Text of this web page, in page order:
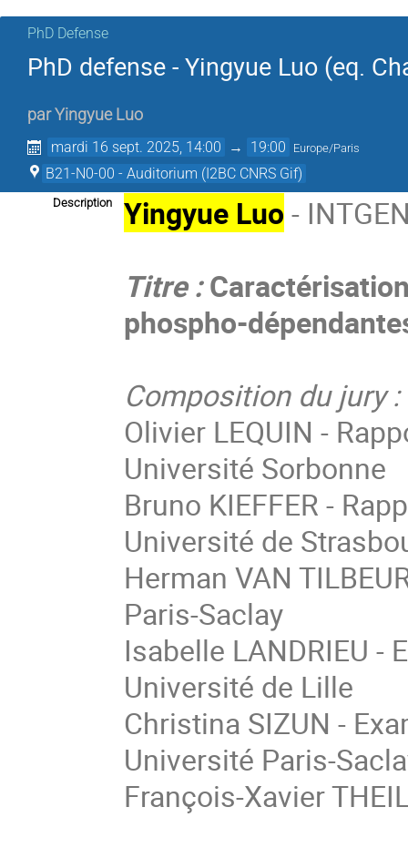
PhD Defense
PhD defense - Yingyue Luo (eq.
parYingyue Luo
mardi 16 sept. 2025, 14:00 → 19:00 Europe/Paris
B21-N0-00 - Auditorium (I2BC CNRS Gif)
Description Yingyue Luo -
Titre :
phospho-
Composition du jury :
Olivier LEQUIN -
Université Sorbonne
Bruno KIEFFER -
Université de
Herman VAN
Paris-Saclay
Isabelle LANDRIEU -
Université de Lille
Christina SIZUN -
Université Paris-
François-Xavier